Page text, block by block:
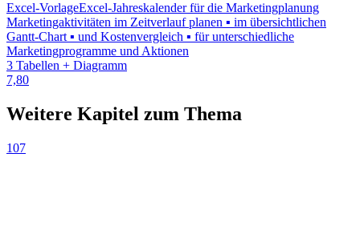
Excel-VorlageExcel-Jahreskalender für die Marketingplanung
Marketingaktivitäten im Zeitverlauf planen ▪ im übersichtlichen
Gantt-Chart ▪ und Kostenvergleich ▪ für unterschiedliche
Marketingprogramme und Aktionen
3 Tabellen + Diagramm
7,80
Weitere Kapitel zum Thema
107